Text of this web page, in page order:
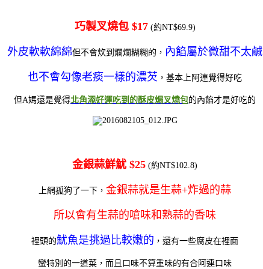
巧製叉燒包 $17(約NT$69.9)
外皮軟軟綿綿但不會炊到爛爛糊糊的， 內餡屬於微甜不太鹹
也不會勾像老痰一樣的濃芡 ， 基本上阿連覺得好吃
但A媽還是覺得北角添好運吃到的酥皮焗叉燒包的內餡才是好吃的
金銀蒜鮮魷 $25 (約NT$102.8)
上網孤狗了一下， 金銀蒜就是生蒜+炸過的蒜
所以會有生蒜的嗆味和熟蒜的香味
裡頭的魷魚是挑過比較嫩的 ，還有一些腐皮在裡面
蠻特別的一道菜，而且口味不算重味的有合阿連口味